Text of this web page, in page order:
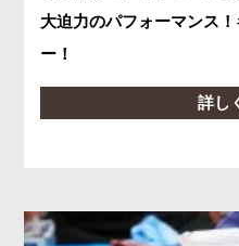
大迫力のパフォーマンス
ー！
詳し